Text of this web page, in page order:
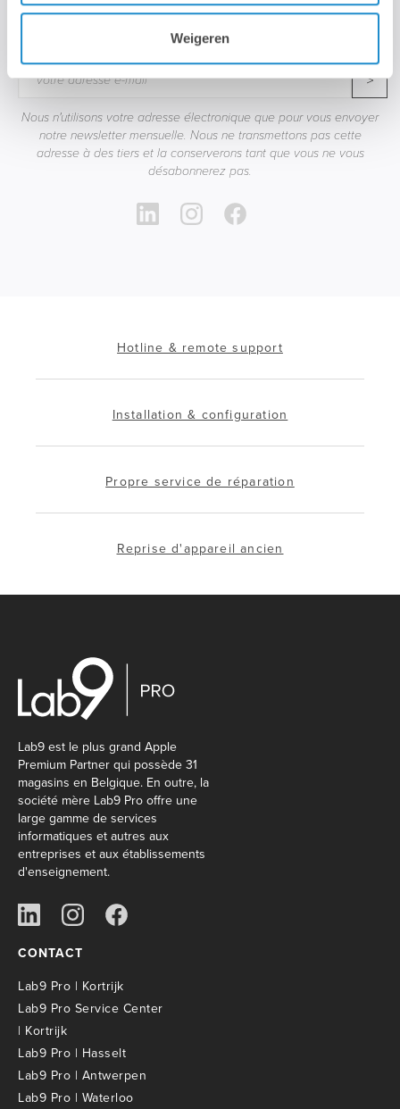
Weigeren
STAY TUNED!
>
Nous n'utilisons votre adresse électronique que pour vous envoyer
notre newsletter mensuelle. Nous ne transmettons pas cette
adresse à des tiers et la conserverons tant que vous ne vous
désabonnerez pas.
Hotline & remote support
Installation & configuration
Propre service de réparation
Reprise d'appareil ancien
Lab9 est le plus grand Apple
Premium Partner qui possède 31
magasins en Belgique. En outre, la
société mère Lab9 Pro offre une
large gamme de services
informatiques et autres aux
entreprises et aux établissements
d'enseignement.
CONTACT
Lab9 Pro | Kortrijk
Lab9 Pro Service Center
| Kortrijk
Lab9 Pro | Hasselt
Lab9 Pro | Antwerpen
Lab9 Pro | Waterloo